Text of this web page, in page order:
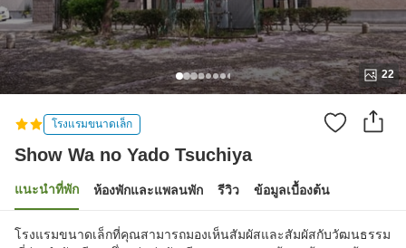
22
โรงแรมขนาดเล็ก
Show Wa no Yado Tsuchiya
แนะนำที่พัก ห้องพักและแพลนพัก รีวิว ข้อมูลเบื้องต้น
โรงแรมขนาดเล็กที่คุณสามารถมองเห็นสัมผัสและสัมผัสกับวัฒนธรรม